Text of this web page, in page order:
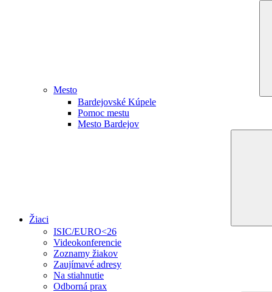
Mesto
Bardejovské Kúpele
Pomoc mestu
Mesto Bardejov
Žiaci
ISIC/EURO<26
Videokonferencie
Zoznamy žiakov
Zaujímavé adresy
Na stiahnutie
Odborná prax